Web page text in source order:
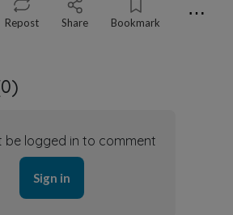
Repost Share Bookmark ⋯
0)
be logged in to comment
Sign in